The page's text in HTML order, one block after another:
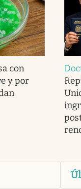
con
y por